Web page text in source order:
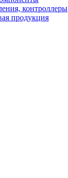
контроллеры
продукция